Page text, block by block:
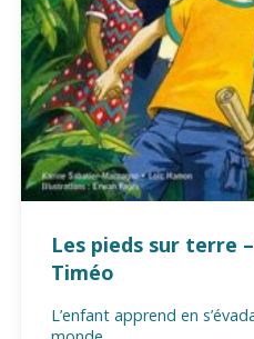
Les pieds sur terre
Timéo
L’enfant apprend en